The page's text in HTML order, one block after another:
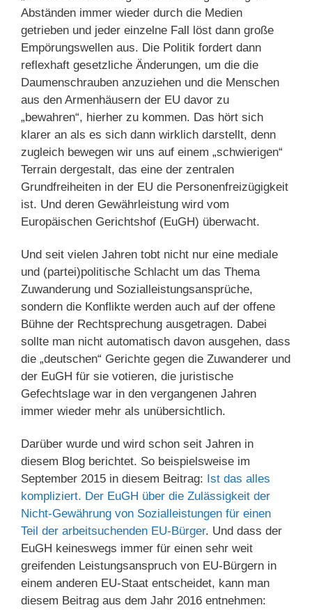
Abständen immer wieder durch die Medien
getrieben und jeder einzelne Fall löst dann große
Empörungswellen aus. Die Politik fordert dann
reflexhaft gesetzliche Änderungen, um die die
Daumenschrauben anzuziehen und die Menschen
aus den Armenhäusern der EU davor zu
„bewahren“, hierher zu kommen. Das hört sich
klarer an als es sich dann wirklich darstellt, denn
zugleich bewegen wir uns auf einem „schwierigen“
Terrain dergestalt, das eine der zentralen
Grundfreiheiten in der EU die Personenfreizügigkeit
ist. Und deren Gewährleistung wird vom
Europäischen Gerichtshof (EuGH) überwacht.
Und seit vielen Jahren tobt nicht nur eine mediale
und (partei)politische Schlacht um das Thema
Zuwanderung und Sozialleistungsansprüche,
sondern die Konflikte werden auch auf der offene
Bühne der Rechtsprechung ausgetragen. Dabei
sollte man nicht automatisch davon ausgehen, dass
die „deutschen“ Gerichte gegen die Zuwanderer und
der EuGH für sie votieren, die juristische
Gefechtslage war in den vergangenen Jahren
immer wieder mehr als unübersichtlich.
Darüber wurde und wird schon seit Jahren in
diesem Blog berichtet. So beispielsweise im
September 2015 in diesem Beitrag: Ist das alles
kompliziert. Der EuGH über die Zulässigkeit der
Nicht-Gewährung von Sozialleistungen für einen
Teil der arbeitsuchenden EU-Bürger. Und dass der
EuGH keineswegs immer für einen sehr weit
greifenden Leistungsanspruch von EU-Bürgern in
einem anderen EU-Staat entscheidet, kann man
diesem Beitrag aus dem Jahr 2016 entnehmen: